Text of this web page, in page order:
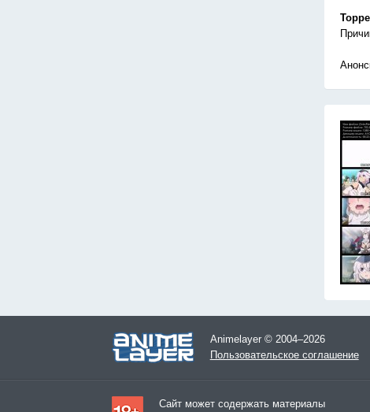
Animelayer © 2004–2026
Пользовательское соглашение
Сайт может содержать материалы